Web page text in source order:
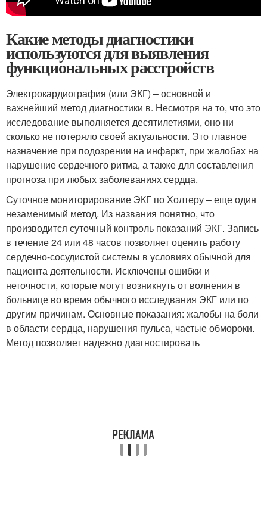
Какие методы диагностики
используются для выявления
функциональных расстройств
Электрокардиография (или ЭКГ) – основной и
важнейший метод диагностики в. Несмотря на то, что это
исследование выполняется десятилетиями, оно ни
сколько не потеряло своей актуальности. Это главное
назначение при подозрении на инфаркт, при жалобах на
нарушение сердечного ритма, а также для составления
прогноза при любых заболеваниях сердца.
Суточное мониторирование ЭКГ по Холтеру – еще один
незаменимый метод. Из названия понятно, что
производится суточный контроль показаний ЭКГ. Запись
в течение 24 или 48 часов позволяет оценить работу
сердечно-сосудистой системы в условиях обычной для
пациента деятельности. Исключены ошибки и
неточности, которые могут возникнуть от волнения в
больнице во время обычного исследвания ЭКГ или по
другим причинам. Основные показания: жалобы на боли
в области сердца, нарушения пульса, частые обмороки.
Метод позволяет надежно диагностировать